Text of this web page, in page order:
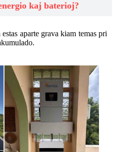
kaj baterioj?
aparte grava kiam temas pri